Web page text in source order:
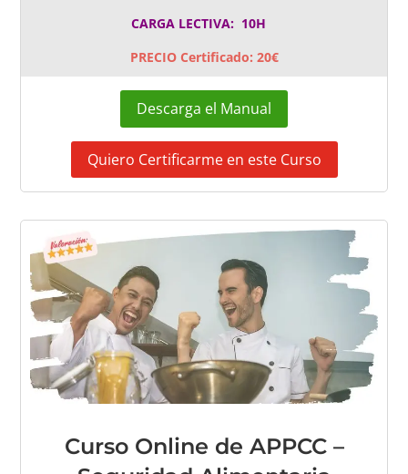
CARGA LECTIVA: 10H
PRECIO Certificado: 20€
Descarga el Manual
Quiero Certificarme en este Curso
Curso Online de APPCC –